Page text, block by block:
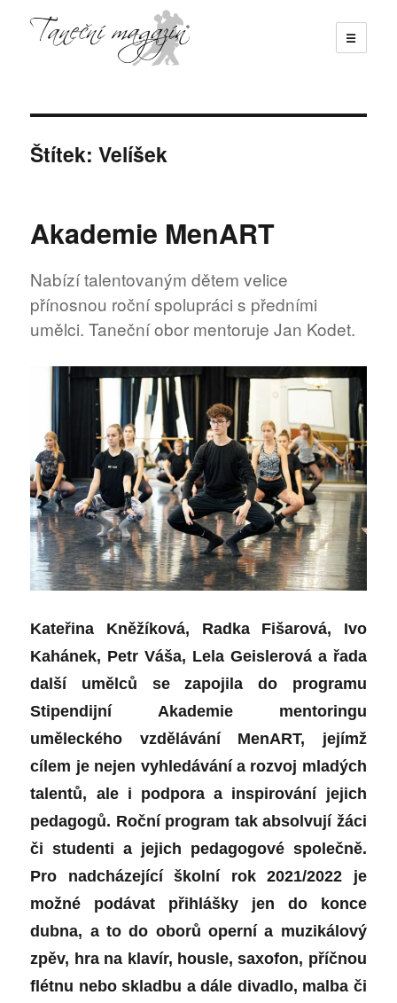
☰
Štítek:Velíšek
Akademie MenART
Nabízí talentovaným dětem velice
přínosnou roční spolupráci s předními
umělci. Taneční obor mentoruje Jan Kodet.
Kateřina Kněžíková, Radka Fišarová, Ivo
Kahánek, Petr Váša, Lela Geislerová a řada
další umělců se zapojila do programu
Stipendijní Akademie mentoringu
uměleckého vzdělávání MenART, jejímž
cílem je nejen vyhledávání a rozvoj mladých
talentů, ale i podpora a inspirování jejich
pedagogů. Roční program tak absolvují žáci
či studenti a jejich pedagogové společně.
Pro nadcházející školní rok 2021/2022 je
možné podávat přihlášky jen do konce
dubna, a to do oborů operní a muzikálový
zpěv, hra na klavír, housle, saxofon, příčnou
flétnu nebo skladbu a dále divadlo, malba či